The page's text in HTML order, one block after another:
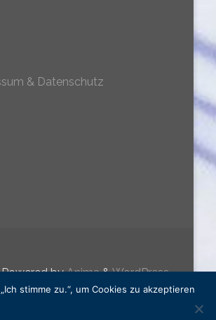
& Datenschutz
Powered byAnima&WordPress.
stimme zu.“, um Cookies zu akzeptieren